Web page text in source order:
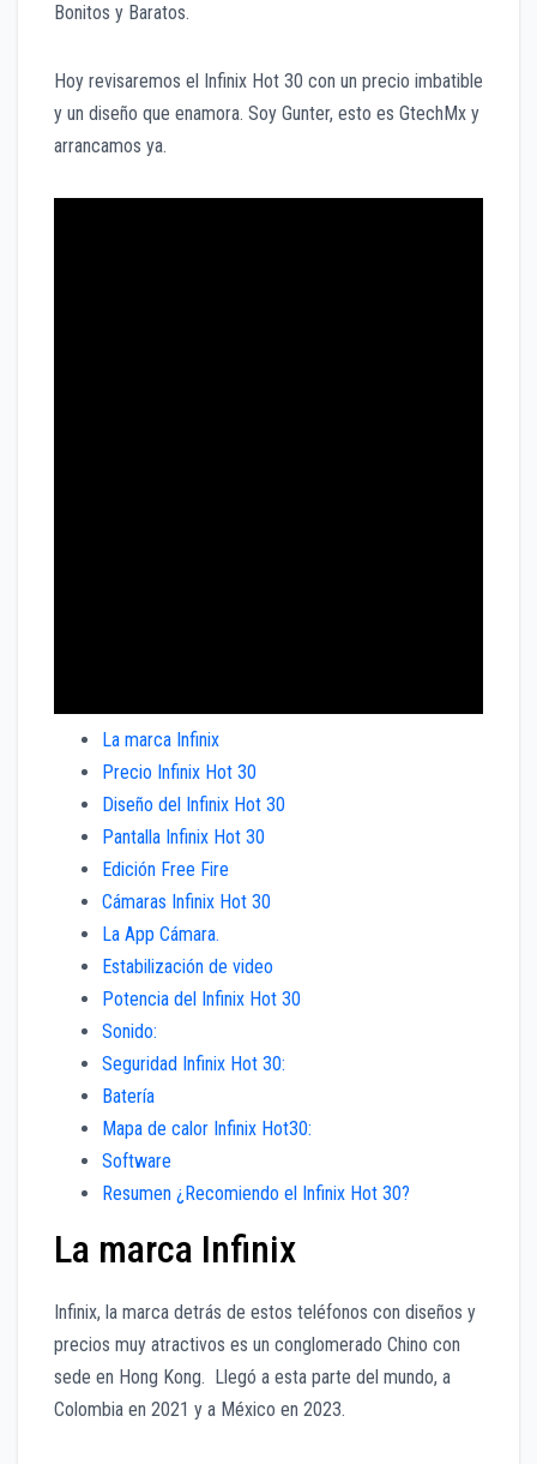
Bonitos y Baratos.
Hoy revisaremos el Infinix Hot 30 con un precio imbatible
y un diseño que enamora. Soy Gunter, esto es GtechMx y
arrancamos ya.
La marca Infinix
Precio Infinix Hot 30
Diseño del Infinix Hot 30
Pantalla Infinix Hot 30
Edición Free Fire
Cámaras Infinix Hot 30
La App Cámara.
Estabilización de video
Potencia del Infinix Hot 30
Sonido:
Seguridad Infinix Hot 30:
Batería
Mapa de calor Infinix Hot30:
Software
Resumen ¿Recomiendo el Infinix Hot 30?
La marca Infinix
Infinix, la marca detrás de estos teléfonos con diseños y
precios muy atractivos es un conglomerado Chino con
sede en Hong Kong. Llegó a esta parte del mundo, a
Colombia en 2021 y a México en 2023.